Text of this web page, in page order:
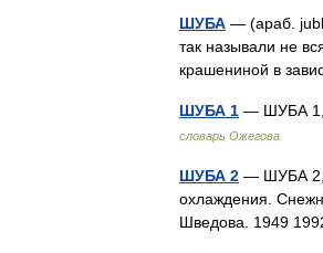
ШУБА — (араб.
так называли не
крашениной в
ШУБА 1 — ШУБА 1,
словарь Ожегова
ШУБА 2 — ШУБА 2,
охлаждения.
Шведова. 1949